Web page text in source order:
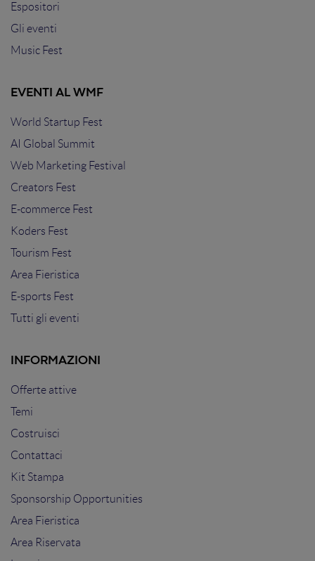
Espositori
Gli eventi
Music Fest
EVENTI AL WMF
World Startup Fest
AI Global Summit
Web Marketing Festival
Creators Fest
E-commerce Fest
Koders Fest
Tourism Fest
Area Fieristica
E-sports Fest
Tutti gli eventi
INFORMAZIONI
Offerte attive
Temi
Costruisci
Contattaci
Kit Stampa
Sponsorship Opportunities
Area Fieristica
Area Riservata